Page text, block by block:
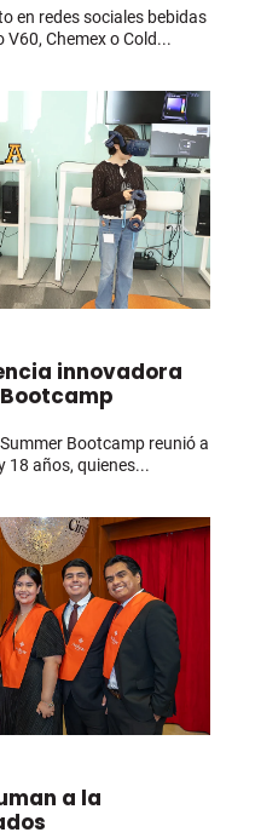
en redes sociales bebidas
Chemex o Cold...
innovadora
Bootcamp reunió a
18 años, quienes...
a la